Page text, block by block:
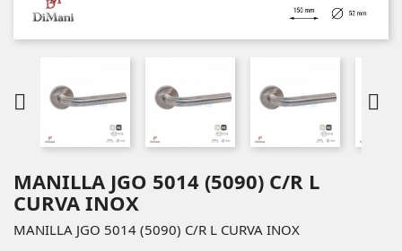
 
MANILLA JGO 5014 (5090) C/R L
CURVA INOX
MANILLA JGO 5014 (5090) C/R L CURVA INOX